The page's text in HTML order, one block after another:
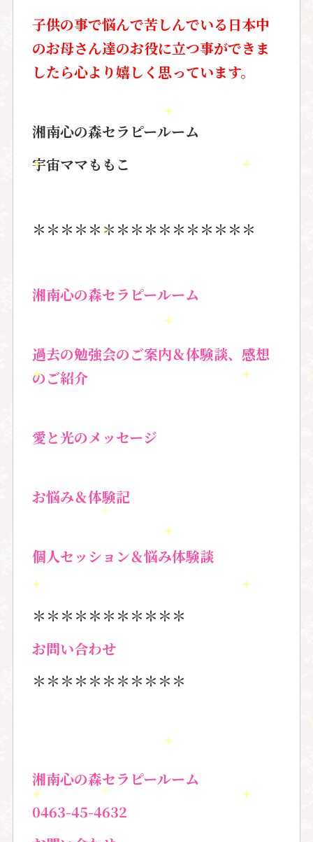
子供の事で悩んで苦しんでいる日本中
のお母さん達のお役に立つ事ができま
したら心より嬉しく思っています。
湘南心の森セラピールーム
宇宙ママももこ
＊＊＊＊＊＊＊＊＊＊＊＊＊＊＊＊
湘南心の森セラピールーム
過去の勉強会のご案内＆体験談、感想
のご紹介
愛と光のメッセージ
お悩み＆体験記
個人セッション＆悩み体験談
＊＊＊＊＊＊＊＊＊＊＊
お問い合わせ
＊＊＊＊＊＊＊＊＊＊＊
湘南心の森セラピールーム
0463-45-4632